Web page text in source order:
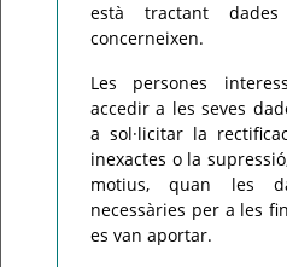
està tractant
concerneixen.
Les persones
accedir a les seves
a sol·licitar la
inexactes o la
motius, quan les
necessàries per a les
es van aportar.